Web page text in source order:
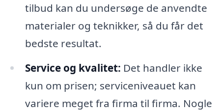
tilbud kan du undersøge de anvendte
materialer og teknikker, så du får det
bedste resultat.
Service og kvalitet: Det handler ikke
kun om prisen; serviceniveauet kan
variere meget fra firma til firma. Nogle